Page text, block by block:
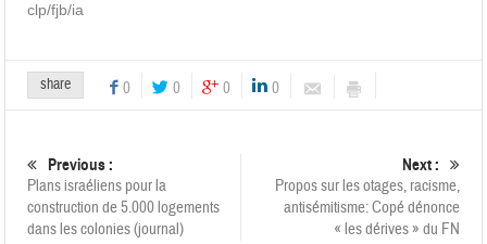
clp/fjb/ia
share 0 0 0 0
Previous :
Plans israéliens pour la
construction de 5.000 logements
dans les colonies (journal)
Next :
Propos sur les otages, racisme,
antisémitisme: Copé dénonce
« les dérives » du FN